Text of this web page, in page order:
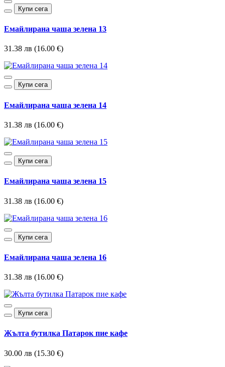
Купи сега
Емайлирана чаша зелена 13
31.38 лв (16.00 €)
Купи сега
Емайлирана чаша зелена 14
31.38 лв (16.00 €)
Купи сега
Емайлирана чаша зелена 15
31.38 лв (16.00 €)
Купи сега
Емайлирана чаша зелена 16
31.38 лв (16.00 €)
Купи сега
Жълта бутилка Патарок пие кафе
30.00 лв (15.30 €)